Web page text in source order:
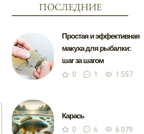
ПОСЛЕДНИЕ
Простая и эффективная
макуха для рыбалки:
шаг за шагом
0 1 1 557
Карась
0 6 6 079